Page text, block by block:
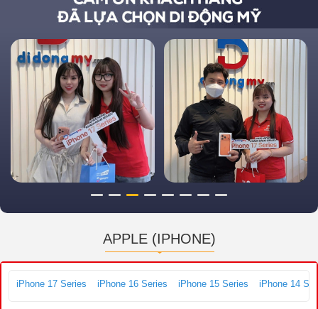
APPLE (IPHONE)
iPhone 17 Series iPhone 16 Series iPhone 15 Series iPhone 14